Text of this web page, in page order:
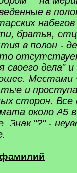
в
набегов
братья,
в полон -
своего дела"
Местами
и
сторон. Все
около А5
Знак "?" -